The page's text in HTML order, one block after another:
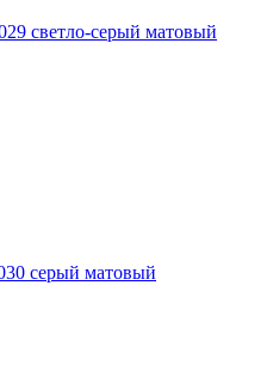
светло-серый матовый
серый матовый